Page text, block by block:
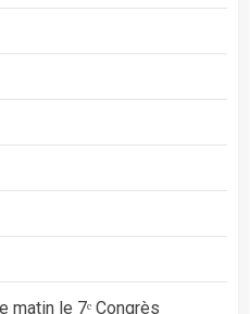
matin le 7ᵉ Congrès